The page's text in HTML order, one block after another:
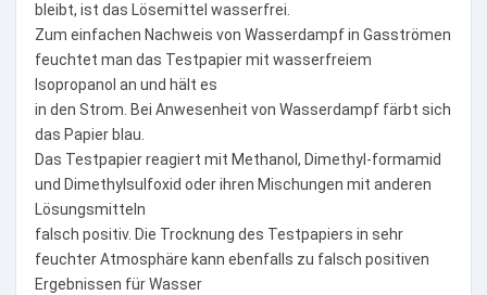
bleibt, ist das Lösemittel wasserfrei.
Zum einfachen Nachweis von Wasserdampf in Gasströmen
feuchtet man das Testpapier mit wasserfreiem
Isopropanol an und hält es
in den Strom. Bei Anwesenheit von Wasserdampf färbt sich
das Papier blau.
Das Testpapier reagiert mit Methanol, Dimethyl-formamid
und Dimethylsulfoxid oder ihren Mischungen mit anderen
Lösungsmitteln
falsch positiv. Die Trocknung des Testpapiers in sehr
feuchter Atmosphäre kann ebenfalls zu falsch positiven
Ergebnissen für Wasser